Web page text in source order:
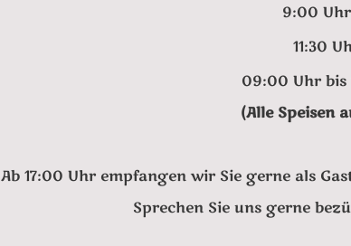
9:00 Uhr
11:30
09:00 Uhr bis
(Alle Speisen
Ab 17:00 Uhr empfangen wir Sie gerne als
Sprechen Sie uns gerne